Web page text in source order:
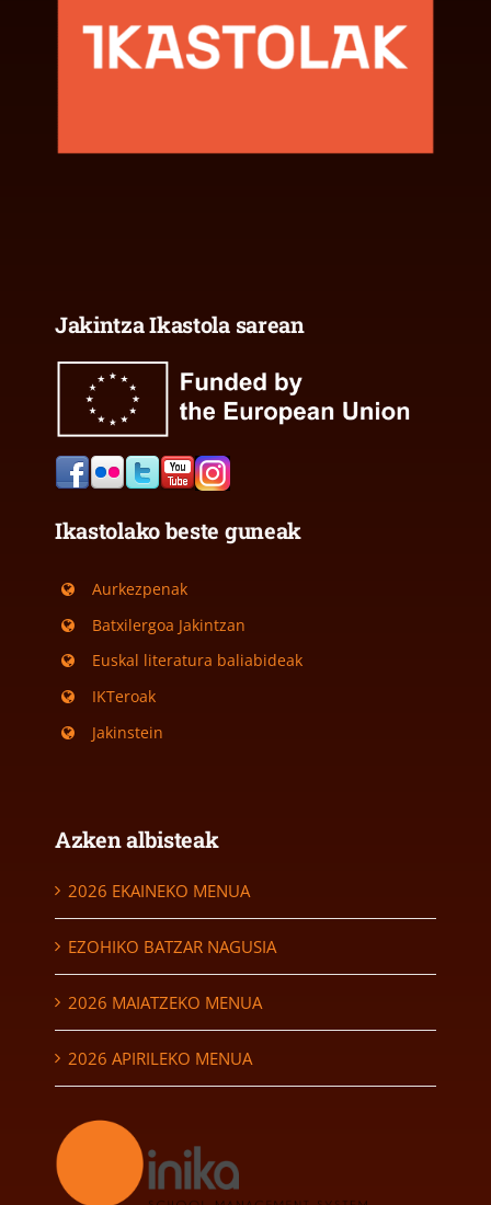
Jakintza Ikastola sarean
Ikastolako beste guneak
Aurkezpenak
Batxilergoa Jakintzan
Euskal literatura baliabideak
IKTeroak
Jakinstein
Azken albisteak
2026 EKAINEKO MENUA
EZOHIKO BATZAR NAGUSIA
2026 MAIATZEKO MENUA
2026 APIRILEKO MENUA